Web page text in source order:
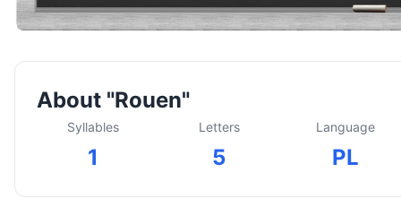
About "Rouen"
Syllables
1
Letters
5
Language
PL